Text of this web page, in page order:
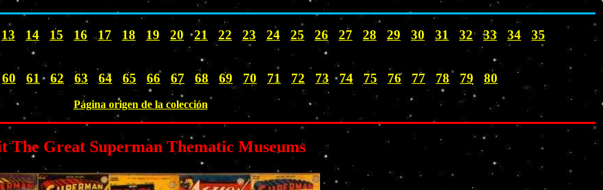
13 14 15 16 17 18 19 20 21 22 23 24 25 26 27 28 29 30 31 32 33 34
35
60 61 62 63 64 65 66 67 68 69 70 71 72 73 74 75 76 77 78 79 80
Página origen de la colección
The Great Superman Thematic Museums